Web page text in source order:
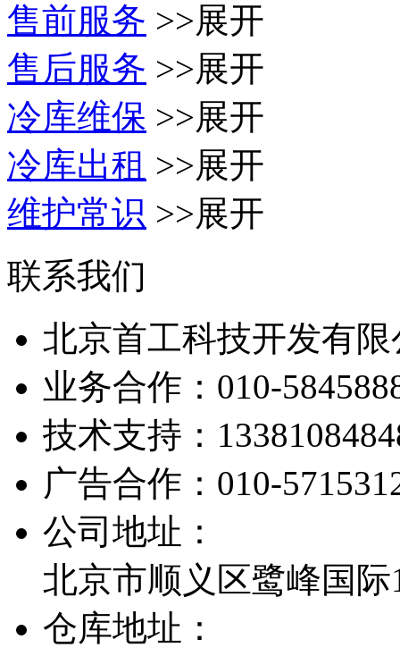
售前服务 >>展开
售后服务 >>展开
冷库维保 >>展开
冷库出租 >>展开
维护常识 >>展开
联系我们
北京首工科技开发有限
业务合作： 010-
技术支持：
广告合作： 010-
公司地址：
北京市顺义区鹭峰国际
仓库地址：